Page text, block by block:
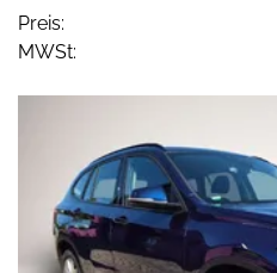
Preis:
MWSt: